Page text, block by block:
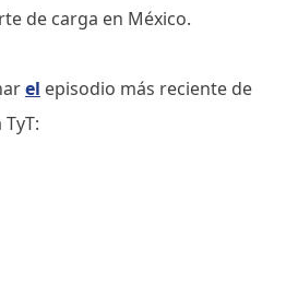
de carga en México.
el episodio más reciente de